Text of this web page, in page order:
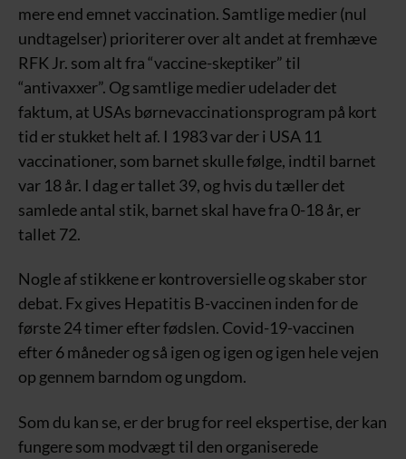
mere end emnet vaccination. Samtlige medier (nul
undtagelser) prioriterer over alt andet at fremhæve
RFK Jr. som alt fra “vaccine-skeptiker” til
“antivaxxer”. Og samtlige medier udelader det
faktum, at USAs børnevaccinationsprogram på kort
tid er stukket helt af. I 1983 var der i USA 11
vaccinationer, som barnet skulle følge, indtil barnet
var 18 år. I dag er tallet 39, og hvis du tæller det
samlede antal stik, barnet skal have fra 0-18 år, er
tallet 72.
Nogle af stikkene er kontroversielle og skaber stor
debat. Fx gives Hepatitis B-vaccinen inden for de
første 24 timer efter fødslen. Covid-19-vaccinen
efter 6 måneder og så igen og igen og igen hele vejen
op gennem barndom og ungdom.
Som du kan se, er der brug for reel ekspertise, der kan
fungere som modvægt til den organiserede